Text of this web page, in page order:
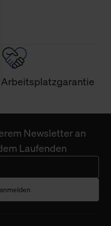
die bis zum Zeitpunkt der
und Web-
Arbeitsplatzgarantie
Newsletter an
Laufenden